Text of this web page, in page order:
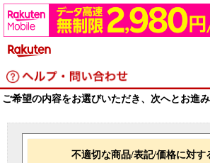
ご希望の内容をお選びいただき、次へとお進み
不適切な商品/表記/価格に対す